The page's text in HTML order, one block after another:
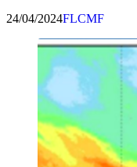
24/04/2024FLCMF